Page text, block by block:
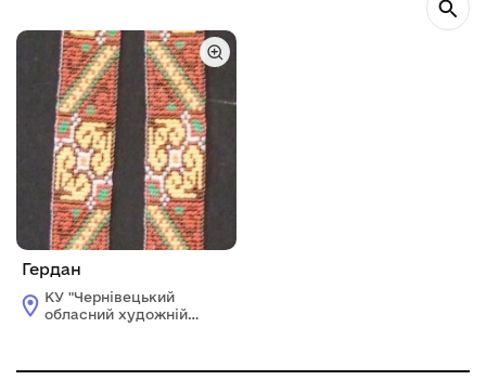
Гердан
КУ "Чернівецький
обласний художній